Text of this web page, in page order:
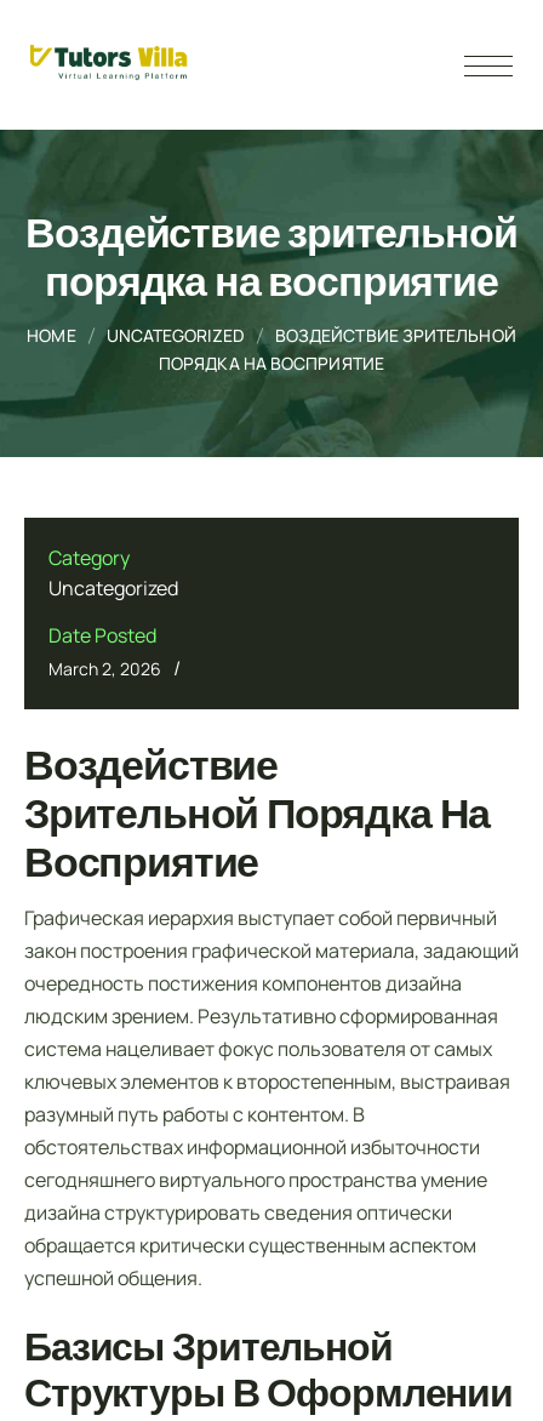
Воздействие зрительной
порядка на восприятие
HOME UNCATEGORIZED
ВОЗДЕЙСТВИЕ ЗРИТЕЛЬНОЙ
ПОРЯДКА НА ВОСПРИЯТИЕ
Category
Uncategorized
Date Posted
March 2, 2026 /
Воздействие
Зрительной Порядка На
Восприятие
Графическая иерархия выступает собой первичный
закон построения графической материала, задающий
очередность постижения компонентов дизайна
людским зрением. Результативно сформированная
система нацеливает фокус пользователя от самых
ключевых элементов к второстепенным, выстраивая
разумный путь работы с контентом. В
обстоятельствах информационной избыточности
сегодняшнего виртуального пространства умение
дизайна структурировать сведения оптически
обращается критически существенным аспектом
успешной общения.
Базисы Зрительной
Структуры В Оформлении